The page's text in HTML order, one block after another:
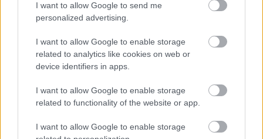
I want to allow Google to send me
personalized advertising.
I want to allow Google to enable storage
related to analytics like cookies on web or
device identifiers in apps.
I want to allow Google to enable storage
related to functionality of the website or app.
I want to allow Google to enable storage
Bitorrent
Na erről ennyit:
www.mellbimbo.eu/files/giwiw_fail.jpg